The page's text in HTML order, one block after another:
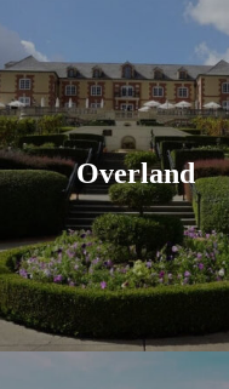
Overland